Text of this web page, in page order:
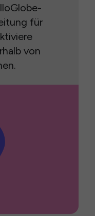
für
von